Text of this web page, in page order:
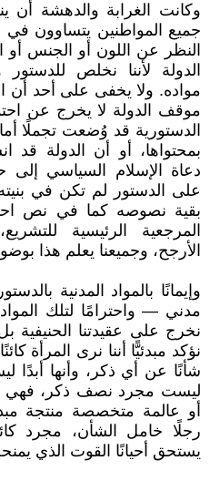
وكانت الغرابة والدهشة أن
جميع المواطنين يتساوون
النظر عن اللون أو الجنس أو
الدولة لأننا نخلص
مواده. ولا يخفى على أحد أن
موقف الدولة لا يخرج عن
الدستورية قد وُضعت تجملًا
بمحتواها، أو أن الدولة
دعاة الإسلام السياسي إلى
على الدستور لم تكن في
بقية نصوصه كما في نص
المرجعية الرئيسية
الأرجح، وجميعنا يعلم هذا
وإيمانًا بالمواد المدنية
مدني — واحترامًا لتلك المواد
نخرج على عقيدتنا الحنيفية
نؤكد مبدئيًّا أننا نرى المرأة
شأنًا عن أي ذكر، وأنها أبدًا
ليست مجرد نصف ذكر، فهي
أو عالمة متخصصة منتجة
رجلًا خامل الشأن، مجرد
يستحق أحيانًا القوت الذي